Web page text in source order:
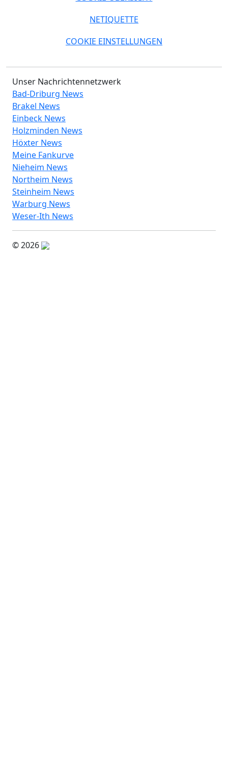
NETIQUETTE
COOKIE EINSTELLUNGEN
Unser Nachrichtennetzwerk
Bad-Driburg News
Brakel News
Einbeck News
Holzminden News
Höxter News
Meine Fankurve
Nieheim News
Northeim News
Steinheim News
Warburg News
Weser-Ith News
© 2026